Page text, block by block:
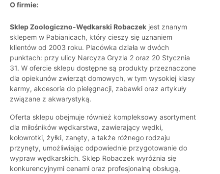
O firmie:
Sklep Zoologiczno-Wędkarski Robaczek jest znanym
sklepem w Pabianicach, który cieszy się uznaniem
klientów od 2003 roku. Placówka działa w dwóch
punktach: przy ulicy Narcyza Gryzla 2 oraz 20 Stycznia
31. W ofercie sklepu dostępne są produkty przeznaczone
dla opiekunów zwierząt domowych, w tym wysokiej klasy
karmy, akcesoria do pielęgnacji, zabawki oraz artykuły
związane z akwarystyką.
Oferta sklepu obejmuje również kompleksowy asortyment
dla miłośników wędkarstwa, zawierający wędki,
kołowrotki, żyłki, zanęty, a także różnego rodzaju
przynęty, umożliwiając odpowiednie przygotowanie do
wypraw wędkarskich. Sklep Robaczek wyróżnia się
konkurencyjnymi cenami oraz profesjonalną obsługą,